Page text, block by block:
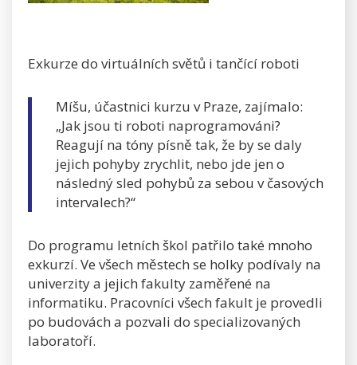
Exkurze do virtuálních světů i tančící roboti
Míšu, účastnici kurzu v Praze, zajímalo:
„Jak jsou ti roboti naprogramováni?
Reagují na tóny písně tak, že by se daly
jejich pohyby zrychlit, nebo jde jen o
následný sled pohybů za sebou v časových
intervalech?“
Do programu letních škol patřilo také mnoho
exkurzí. Ve všech městech se holky podívaly na
univerzity a jejich fakulty zaměřené na
informatiku. Pracovníci všech fakult je provedli
po budovách a pozvali do specializovaných
laboratoří.